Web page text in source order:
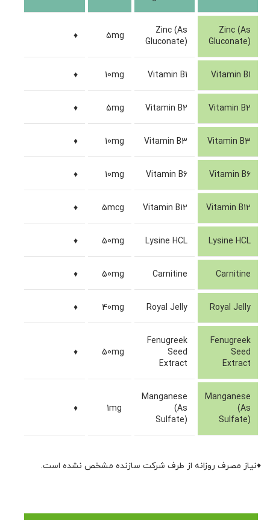
Zinc (As
Gluconate)
Zinc (As
Gluconate)
5mg
♦
Vitamin B1
Vitamin B1
10mg
♦
Vitamin B2
Vitamin B2
5mg
♦
Vitamin B3
Vitamin B3
10mg
♦
Vitamin B6
Vitamin B6
10mg
♦
Vitamin B12
Vitamin B12
5mcg
♦
Lysine HCL
Lysine HCL
50mg
♦
Carnitine
Carnitine
50mg
♦
Royal Jelly
Royal Jelly
40mg
♦
Fenugreek
Seed
Extract
Fenugreek
Seed
Extract
50mg
♦
Manganese
(As
Sulfate)
Manganese
(As
Sulfate)
♦
♦نیاز مصرف روزانه از طرف شرکت سازنده مشخص نشده است.